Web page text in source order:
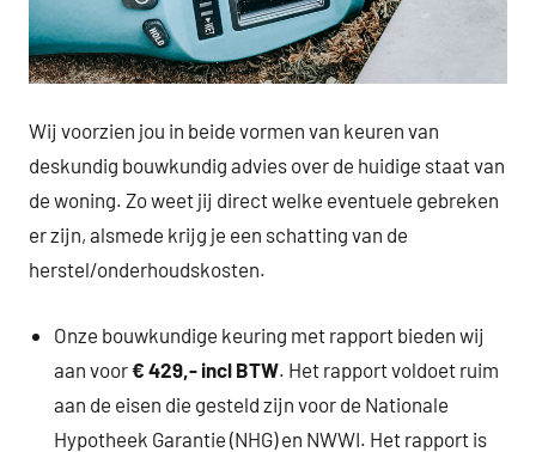
Wij voorzien jou in beide vormen van keuren van
deskundig bouwkundig advies over de huidige staat van
de woning. Zo weet jij direct welke eventuele gebreken
er zijn, alsmede krijg je een schatting van de
herstel/onderhoudskosten.
Onze bouwkundige keuring met rapport bieden wij
aan voor€ 429,- incl BTW. Het rapport voldoet ruim
aan de eisen die gesteld zijn voor de Nationale
Hypotheek Garantie (NHG) en NWWI. Het rapport is